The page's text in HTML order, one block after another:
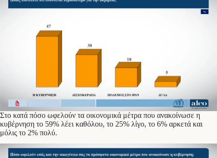
Στο κατά πόσο ωφελούν τα οικονομικά μέτρα που ανακοίνωσε η
κυβέρνηση το 59% λέει καθόλου, το 25% λίγο, το 6% αρκετά και
μόλις το 2% πολύ.